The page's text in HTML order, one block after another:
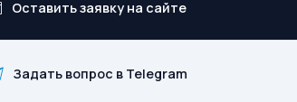
Оставить заявку на сайте
Задать вопрос в Telegram